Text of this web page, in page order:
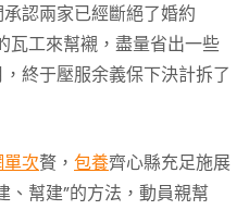
認兩家已經斷絕了婚約
瓦工來幫襯，盡量省出一些
終于壓服余義保下決計拆了
次贅， 包養齊心縣充足施展
、幫建”的方法，動員親幫